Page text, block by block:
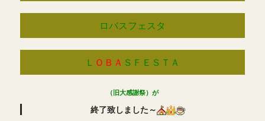
ロバスフェスタ
Ｌ ＯＢＡ ＳＦＥＳＴＡ
（旧大感謝祭）が
終了致しました～